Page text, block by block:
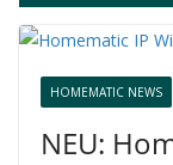
HOMEMATIC NEWS
NEU: